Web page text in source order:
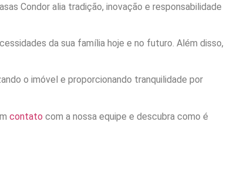
Condor alia tradição, inovação e responsabilidade
da sua família hoje e no futuro. Além disso,
o imóvel e proporcionando tranquilidade por
contato com a nossa equipe e descubra como é